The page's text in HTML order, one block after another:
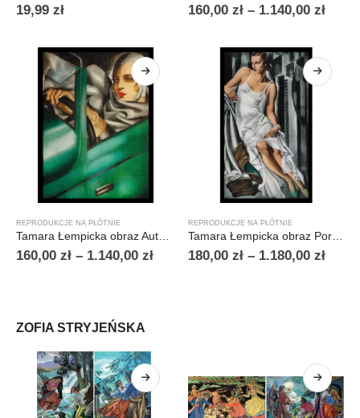
19,99 zł 160,00 zł – 1.140,00 zł
REPRODUKCJE NA PŁÓTNIE
Tamara Łempicka obraz Autoportret w zielonym bugatti
160,00 zł – 1.140,00 zł
REPRODUKCJE NA PŁÓTNIE
Tamara Łempicka obraz Portret pani Allan Bott
180,00 zł – 1.180,00 zł
ZOFIA STRYJEŃSKA